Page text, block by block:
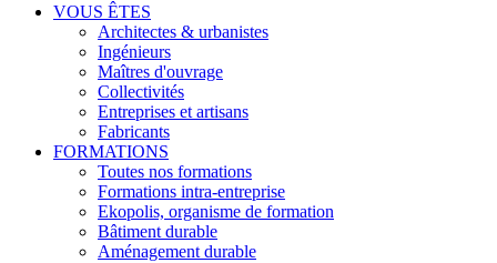
VOUS ÊTES
Architectes & urbanistes
Ingénieurs
Maîtres d'ouvrage
Collectivités
Entreprises et artisans
Fabricants
FORMATIONS
Toutes nos formations
Formations intra-entreprise
Ekopolis, organisme de formation
Bâtiment durable
Aménagement durable